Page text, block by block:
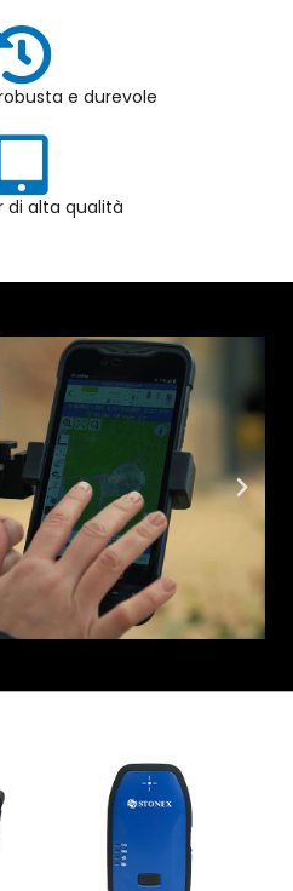
e durevole
di alta qualità